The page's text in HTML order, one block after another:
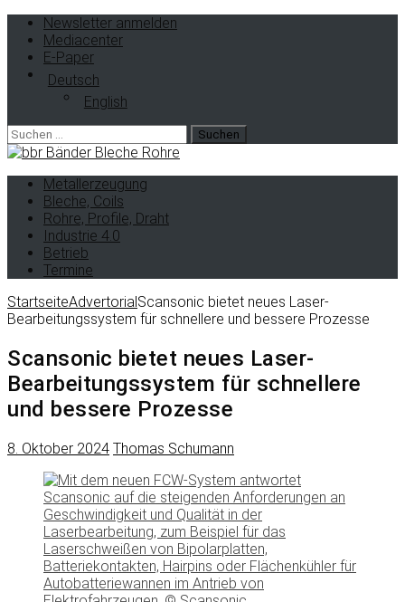
Newsletter anmelden
Mediacenter
E-Paper
Deutsch
English
Suche
nach:
Metallerzeugung
Bleche, Coils
Rohre, Profile, Draht
Industrie 4.0
Betrieb
Termine
StartseiteAdvertorialScansonic bietet neues Laser-
Bearbeitungssystem für schnellere und bessere Prozesse
Scansonic bietet neues Laser-
Bearbeitungssystem für schnellere
und bessere Prozesse
8. Oktober 2024 Thomas Schumann